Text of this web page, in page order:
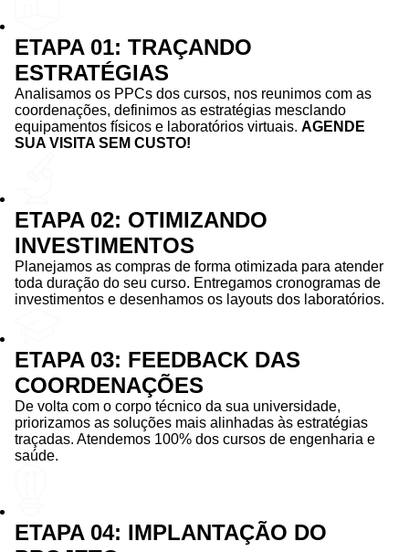
ETAPA 01: TRAÇANDO
ESTRATÉGIAS
Analisamos os PPCs dos cursos, nos reunimos com as
coordenações, definimos as estratégias mesclando
equipamentos físicos e laboratórios virtuais. AGENDE
SUA VISITA SEM CUSTO!
ETAPA 02: OTIMIZANDO
INVESTIMENTOS
Planejamos as compras de forma otimizada para atender
toda duração do seu curso. Entregamos cronogramas de
investimentos e desenhamos os layouts dos laboratórios.
ETAPA 03: FEEDBACK DAS
COORDENAÇÕES
De volta com o corpo técnico da sua universidade,
priorizamos as soluções mais alinhadas às estratégias
traçadas. Atendemos 100% dos cursos de engenharia e
saúde.
ETAPA 04: IMPLANTAÇÃO DO